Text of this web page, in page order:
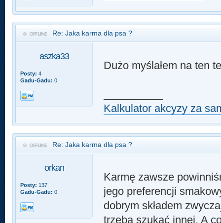
Re: Jaka karma dla psa ?
aszka33
Posty: 4
Gadu-Gadu: 0
Dużo myślałem na ten
Kalkulator akcyzy za
Re: Jaka karma dla psa ?
orkan
Posty: 137
Gadu-Gadu: 0
Karmę zawsze
jego preferencji
dobrym składem
trzeba szukać innej. A